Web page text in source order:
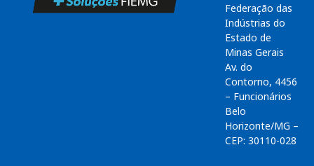
Federação das
Indústrias do
Estado de
Minas Gerais
Av. do
Contorno, 4456
– Funcionários
Belo
Horizonte/MG –
CEP: 30110-028